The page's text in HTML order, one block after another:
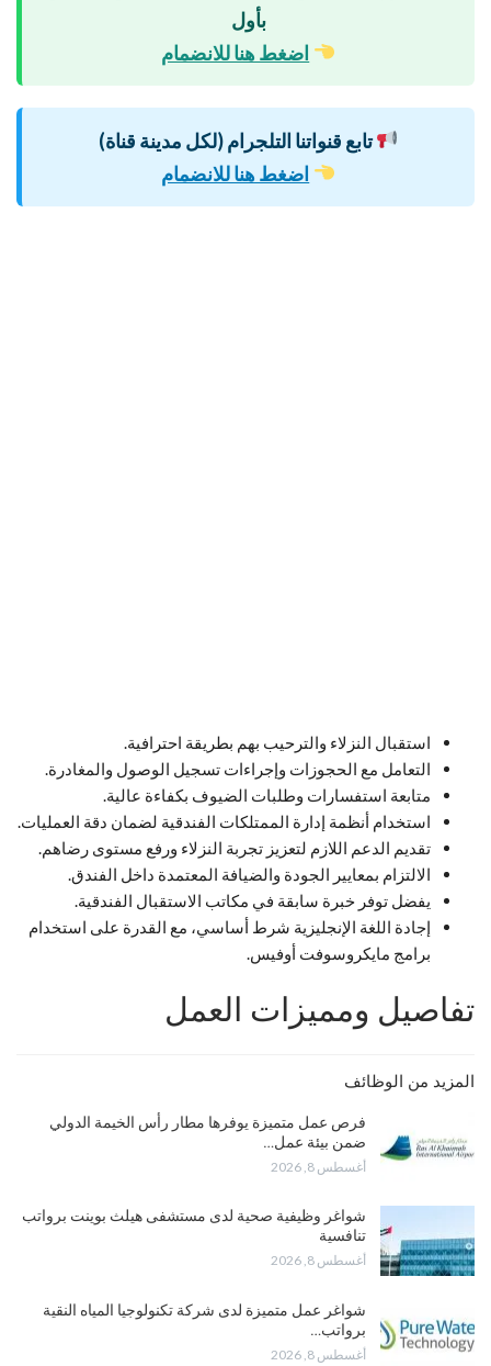
بأول
اضغط هنا للانضمام
تابع قنواتنا التلجرام (لكل مدينة قناة)
اضغط هنا للانضمام
استقبال النزلاء والترحيب بهم بطريقة احترافية.
التعامل مع الحجوزات وإجراءات تسجيل الوصول والمغادرة.
متابعة استفسارات وطلبات الضيوف بكفاءة عالية.
استخدام أنظمة إدارة الممتلكات الفندقية لضمان دقة العمليات.
تقديم الدعم اللازم لتعزيز تجربة النزلاء ورفع مستوى رضاهم.
الالتزام بمعايير الجودة والضيافة المعتمدة داخل الفندق.
يفضل توفر خبرة سابقة في مكاتب الاستقبال الفندقية.
إجادة اللغة الإنجليزية شرط أساسي، مع القدرة على استخدام
برامج مايكروسوفت أوفيس.
تفاصيل ومميزات العمل
المزيد من الوظائف
فرص عمل متميزة يوفرها مطار رأس الخيمة الدولي
ضمن بيئة عمل…
أغسطس 8, 2026
شواغر وظيفية صحية لدى مستشفى هيلث بوينت برواتب
تنافسية
أغسطس 8, 2026
شواغر عمل متميزة لدى شركة تكنولوجيا المياه النقية
برواتب…
أغسطس 8, 2026